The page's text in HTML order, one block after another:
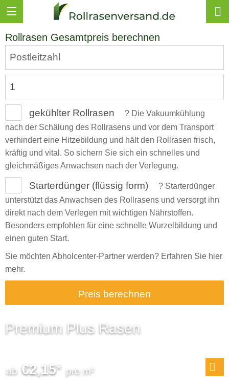
Rollrasen Gesamtpreis berechnen
gekühlter Rollrasen ? Die Vakuumkühlung
nach der Schälung des Rollrasens und vor dem Transport
verhindert eine Hitzebildung und hält den Rollrasen frisch,
kräftig und vital. So sichern Sie sich ein schnelles und
gleichmäßiges Anwachsen nach der Verlegung.
Starterdünger (flüssig form) ? Starterdünger
unterstützt das Anwachsen des Rollrasens und versorgt ihn
direkt nach dem Verlegen mit wichtigen Nährstoffen.
Besonders empfohlen für eine schnelle Wurzelbildung und
einen guten Start.
Sie möchten Abholcenter-Partner werden? Erfahren Sie hier
mehr.
Preis berechnen
Premium Plus Rasen
€2,15*